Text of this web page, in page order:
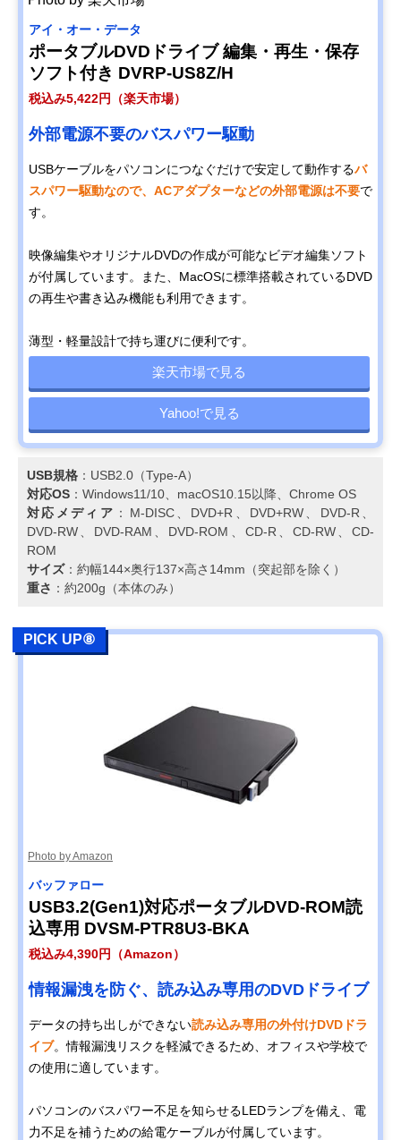
アイ・オー・データ
ポータブルDVDドライブ 編集・再生・保存
ソフト付き DVRP-US8Z/H
税込み5,422円（楽天市場）
外部電源不要のバスパワー駆動
USBケーブルをパソコンにつなぐだけで安定して動作するバ
スパワー駆動なので、ACアダプターなどの外部電源は不要で
す。
映像編集やオリジナルDVDの作成が可能なビデオ編集ソフト
が付属しています。また、MacOSに標準搭載されているDVD
の再生や書き込み機能も利用できます。
薄型・軽量設計で持ち運びに便利です。
楽天市場で見る
Yahoo!で見る
USB規格 ：USB2.0（Type-A）
対応OS ：Windows11/10、macOS10.15以降、Chrome OS
対応メディア ：M-DISC、DVD+R、DVD+RW、DVD-R、
DVD-RW、DVD-RAM、DVD-ROM、CD-R、CD-RW、CD-
ROM
サイズ：約幅144×奥行137×高さ14mm（突起部を除く）
重さ ：約200g（本体のみ）
PICK UP⑧
Photo by Amazon
バッファロー
USB3.2(Gen1)対応ポータブルDVD-ROM読
込専用 DVSM-PTR8U3-BKA
税込み4,390円（Amazon）
情報漏洩を防ぐ、読み込み専用のDVDドライブ
データの持ち出しができない読み込み専用の外付けDVDドラ
イブ。情報漏洩リスクを軽減できるため、オフィスや学校で
の使用に適しています。
パソコンのバスパワー不足を知らせるLEDランプを備え、電
力不足を補うための給電ケーブルが付属しています。